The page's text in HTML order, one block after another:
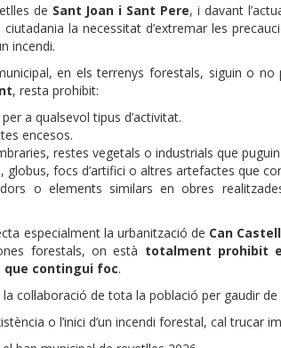
de Sant Joan i Sant Pere, i davant
la necessitat d’extremar les
incendi.
en els terrenys forestals, siguin o
, resta prohibit:
a qualsevol tipus d’activitat.
encesos.
restes vegetals o industrials que puguin
globus, focs d’artifici o altres artefactes que
o elements similars en obres
especialment la urbanització de Can
forestals, on està totalment prohibit
contingui foc.
la col·laboració de tota la població per gaudir
o l’inici d’un incendi forestal, cal trucar